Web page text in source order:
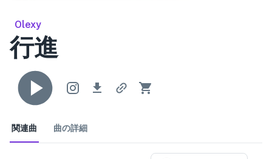
Olexy
行進
関連曲 曲の詳細